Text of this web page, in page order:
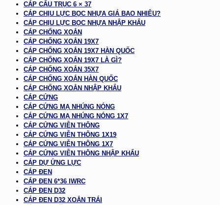
CÁP CẨU TRỤC 6 × 37
CÁP CHỊU LỰC BỌC NHỰA GIÁ BAO NHIÊU?
CÁP CHỊU LỰC BỌC NHỰA NHẬP KHẨU
CÁP CHỐNG XOẮN
CÁP CHỐNG XOẮN 19X7
CÁP CHỐNG XOẮN 19X7 HÀN QUỐC
CÁP CHỐNG XOẮN 19X7 LÀ GÌ?
CÁP CHỐNG XOẮN 35X7
CÁP CHỐNG XOẮN HÀN QUỐC
CÁP CHỐNG XOẮN NHẬP KHẨU
CÁP CỨNG
CÁP CỨNG MẠ NHÚNG NÓNG
CÁP CỨNG MẠ NHÚNG NÓNG 1X7
CÁP CỨNG VIỄN THÔNG
CÁP CỨNG VIỄN THÔNG 1X19
CÁP CỨNG VIỄN THÔNG 1X7
CÁP CỨNG VIỄN THÔNG NHẬP KHẨU
CÁP DỰ ỨNG LỰC
CÁP ĐEN
CÁP ĐEN 6*36 IWRC
CÁP ĐEN D32
CÁP ĐEN D32 XOẮN TRÁI